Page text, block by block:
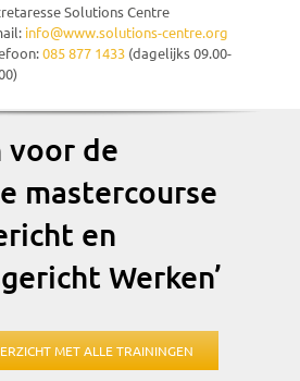
Solutions Centre
info@www.solutions-centre.org
085 877 1433 (dagelijks 09.00-
voor de
mastercourse
en
Werken’
MET ALLE TRAININGEN